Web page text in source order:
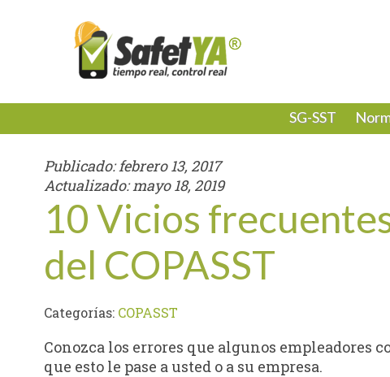
SG-SST
Publicado:febrero 13, 2017
Actualizado:mayo 18, 2019
10 Vicios
del COPASST
Categorías: COPASST
Conozca los errores que algunos empleadores
que esto le pase a usted o a su empresa.